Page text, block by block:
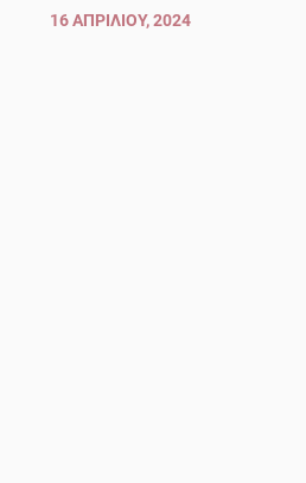
16 ΑΠΡΙΛΊΟΥ, 2024